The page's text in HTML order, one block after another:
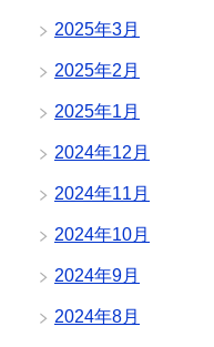
2025年3月
2025年2月
2025年1月
2024年12月
2024年11月
2024年10月
2024年9月
2024年8月